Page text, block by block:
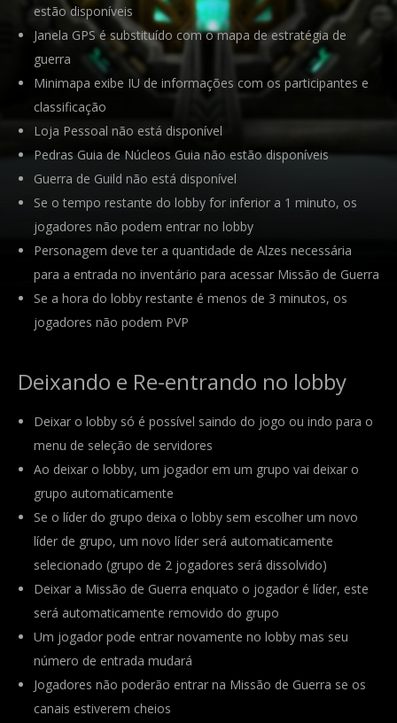
estão disponíveis
Janela GPS é substituído com o mapa de estratégia de
guerra
Minimapa exibe IU de informações com os participantes e
classificação
Loja Pessoal não está disponível
Pedras Guia de Núcleos Guia não estão disponíveis
Guerra de Guild não está disponível
Se o tempo restante do lobby for inferior a 1 minuto, os
jogadores não podem entrar no lobby
Personagem deve ter a quantidade de Alzes necessária
para a entrada no inventário para acessar Missão de Guerra
Se a hora do lobby restante é menos de 3 minutos, os
jogadores não podem PVP
Deixando e Re-entrando no lobby
Deixar o lobby só é possível saindo do jogo ou indo para o
menu de seleção de servidores
Ao deixar o lobby, um jogador em um grupo vai deixar o
grupo automaticamente
Se o líder do grupo deixa o lobby sem escolher um novo
líder de grupo, um novo líder será automaticamente
selecionado (grupo de 2 jogadores será dissolvido)
Deixar a Missão de Guerra enquato o jogador é líder, este
será automaticamente removido do grupo
Um jogador pode entrar novamente no lobby mas seu
número de entrada mudará
Jogadores não poderão entrar na Missão de Guerra se os
canais estiverem cheios